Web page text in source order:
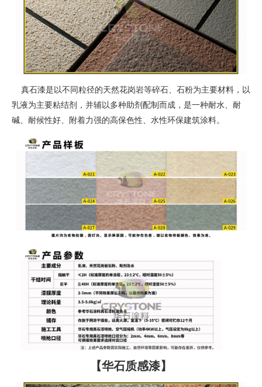
真石漆是以不同粒径的天然花岗岩等碎石、石粉为主要材料，以
乳液为主要粘结剂，并辅以多种助剂配制而成，是一种耐水、耐
碱、耐候性好、附着力强的高保色性、水性环保建筑涂料。
【华石质感漆】